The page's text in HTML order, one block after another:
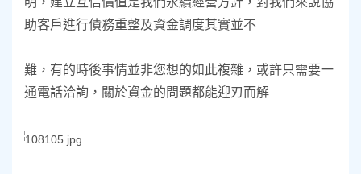
助客戶進行債務重整及資金調度其實並不
難，有的時後事情並非您想的如此複雜，或許只需要一
通電話洽詢，關於資金的問題都能迎刃而解